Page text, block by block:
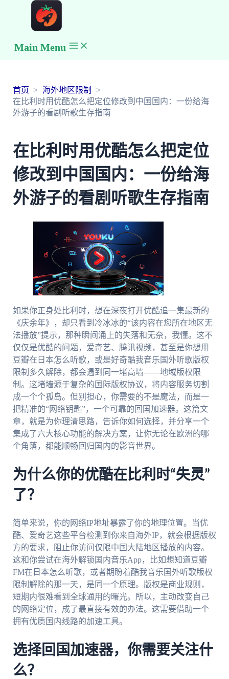
Main Menu
首页
海外地区限制
在比利时用优酷怎么把定位修改到中国国内：一份给海
外游子的看剧听歌生存指南
在比利时用优酷怎么把定位
修改到中国国内：一份给海
外游子的看剧听歌生存指南
如果你正身处比利时，想在深夜打开优酷追一集最新的
《庆余年》，却只看到冷冰冰的“该内容在您所在地区无
法播放”提示，那种瞬间涌上的失落和无奈，我懂。这不
仅仅是优酷的问题，爱奇艺、腾讯视频，甚至是你想用
豆瓣在日本怎么听歌，或是好奇酷我音乐国外听歌版权
限制多久解除，都会遇到同一堵高墙——地域版权限
制。这堵墙源于复杂的国际版权协议，将内容服务切割
成一个个孤岛。但别担心，你需要的不是魔法，而是一
把精准的“网络钥匙”，一个可靠的回国加速器。这篇文
章，就是为你理清思路，告诉你如何选择，并分享一个
集成了六大核心功能的解决方案，让你无论在欧洲的哪
个角落，都能顺畅回归国内的影音世界。
为什么你的优酷在比利时“失灵”
了？
简单来说，你的网络IP地址暴露了你的地理位置。当优
酷、爱奇艺这些平台检测到你来自海外IP，就会根据版权
方的要求，阻止你访问仅限中国大陆地区播放的内容。
这和你尝试在海外解锁国内音乐App，比如想知道豆瓣
FM在日本怎么听歌，或者期盼着酷我音乐国外听歌版权
限制解除的那一天，是同一个原理。版权是商业规则，
短期内很难看到全球通用的曙光。所以，主动改变自己
的网络定位，成了最直接有效的办法。这需要借助一个
拥有优质国内线路的加速工具。
选择回国加速器，你需要关注什
么？